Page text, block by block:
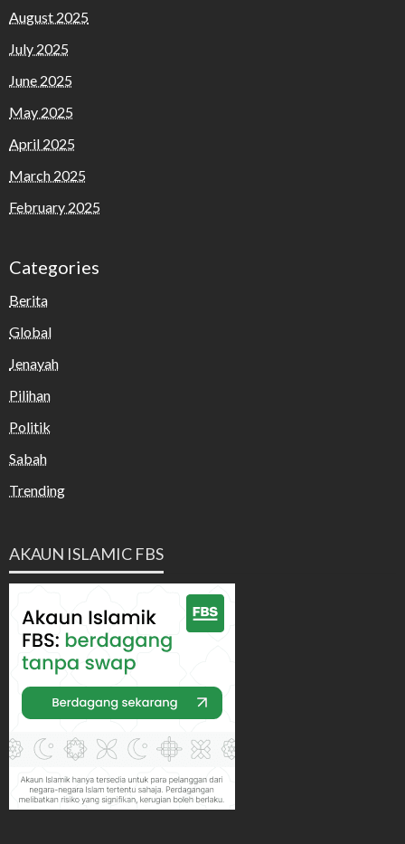
August 2025
July 2025
June 2025
May 2025
April 2025
March 2025
February 2025
Categories
Berita
Global
Jenayah
Pilihan
Politik
Sabah
Trending
AKAUN ISLAMIC FBS